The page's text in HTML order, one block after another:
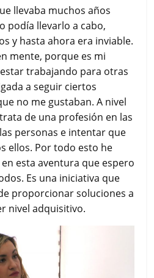
llevaba muchos años
podía llevarlo a cabo,
y hasta ahora era inviable.
mente, porque es mi
trabajando para otras
a seguir ciertos
no me gustaban. A nivel
de una profesión en las
personas e intentar que
ellos. Por todo esto he
esta aventura que espero
Es una iniciativa que
proporcionar soluciones a
nivel adquisitivo.